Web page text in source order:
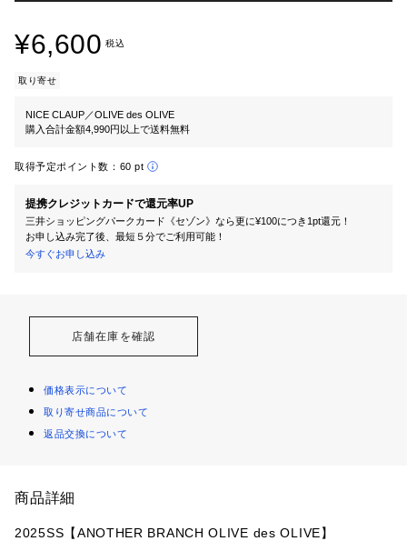
¥6,600 税込
取り寄せ
NICE CLAUP／OLIVE des OLIVE
購入合計金額4,990円以上で送料無料
取得予定ポイント数： 60 pt
提携クレジットカードで還元率UP
三井ショッピングパークカード《セゾン》なら更に¥100につき1pt還元！
お申し込み完了後、最短５分でご利用可能！
今すぐお申し込み
店舗在庫を確認
価格表示について
取り寄せ商品について
返品交換について
商品詳細
2025SS【ANOTHER BRANCH OLIVE des OLIVE】